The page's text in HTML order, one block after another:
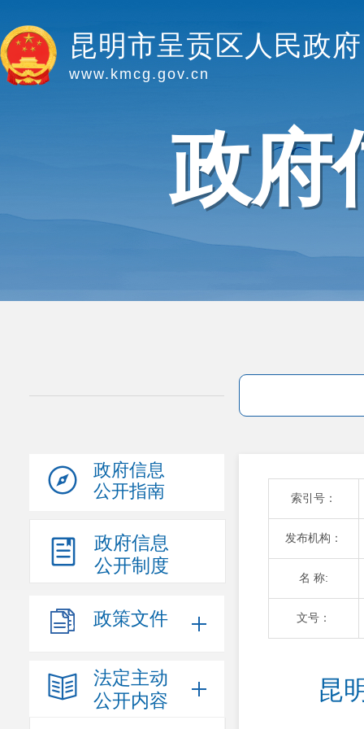
昆明市呈贡区人民政府
www.kmcg.gov.cn
政府
政府信息
公开指南
政府信息
公开制度
政策文件
法定主动
公开内容
索引号：
发布机构：
名 称:
文号：
昆